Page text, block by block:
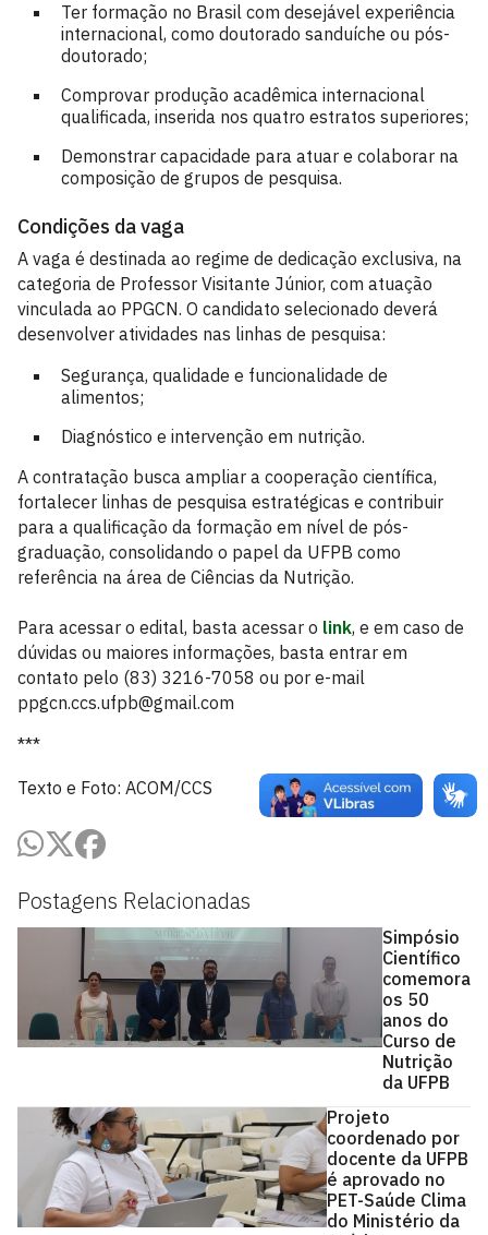
Postagens Relacionadas
Simpósio
Científico
comemora
os 50
anos do
Curso de
Nutrição
da UFPB
Projeto
coordenado por
docente da UFPB
é aprovado no
PET-Saúde Clima
do Ministério da
Ter formação no Brasil com desejável experiência
internacional, como doutorado sanduíche ou pós-
doutorado;
Comprovar produção acadêmica internacional
qualificada, inserida nos quatro estratos superiores;
Demonstrar capacidade para atuar e colaborar na
composição de grupos de pesquisa.
Condições da vaga
A vaga é destinada ao regime de dedicação exclusiva, na
categoria de Professor Visitante Júnior, com atuação
vinculada ao PPGCN. O candidato selecionado deverá
desenvolver atividades nas linhas de pesquisa:
Segurança, qualidade e funcionalidade de
alimentos;
Diagnóstico e intervenção em nutrição.
A contratação busca ampliar a cooperação científica,
fortalecer linhas de pesquisa estratégicas e contribuir
para a qualificação da formação em nível de pós-
graduação, consolidando o papel da UFPB como
referência na área de Ciências da Nutrição.
Para acessar o edital, basta acessar o link, e em caso de
dúvidas ou maiores informações, basta entrar em
contato pelo (83) 3216-7058 ou por e-mail
ppgcn.ccs.ufpb@gmail.com
***
Texto e Foto: ACOM/CCS